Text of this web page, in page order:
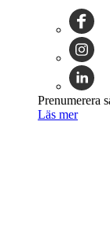
Prenumerera
Läs mer